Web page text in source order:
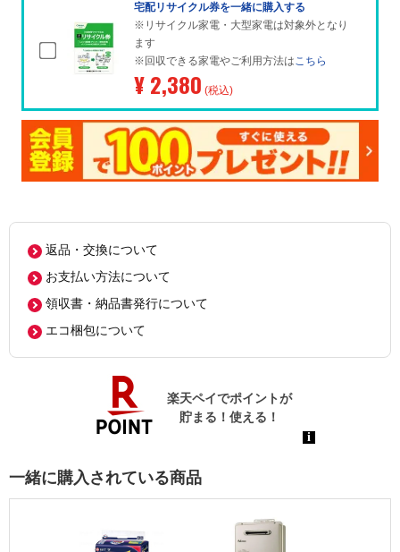
宅配リサイクル券を一緒に購入する
※リサイクル家電・大型家電は対象外となり
ます
※回収できる家電やご利用方法はこちら
¥ 2,380 (税込)
返品・交換について
お支払い方法について
領収書・納品書発行について
エコ梱包について
一緒に購入されている商品